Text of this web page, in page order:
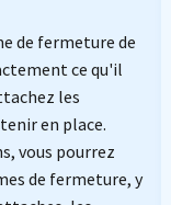
de fermeture de
ce qu'il
les
en place.
vous pourrez
de fermeture, y